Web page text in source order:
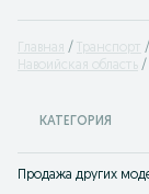
Главная Транспорт
Навоийская область
КАТЕГОРИЯ